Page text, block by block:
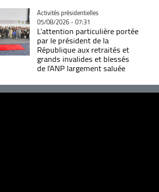
Catégorie
Activités présidentielles
05/08/2026 - 07:31
L'attention particulière portée
par le président de la
République aux retraités et
grands invalides et blessés
de l'ANP largement saluée